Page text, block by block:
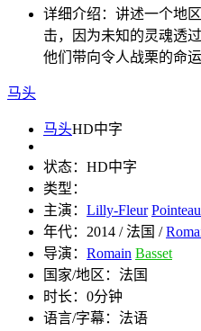
详细介绍： 讲述一个地
击，因为未知的灵魂透
他们带向令人战栗的命运
马头
马头HD中字
状态： HD中字
类型：
主演： Lilly-Fleur
年代： 2014 / 法国 /
导演： Romain Basset
国家/地区： 法国
时长： 0分钟
语言/字幕： 法语